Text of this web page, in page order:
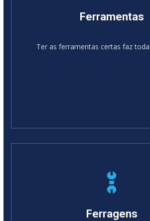
Ferramentas
Ter as ferramentas certas faz
Ferragens